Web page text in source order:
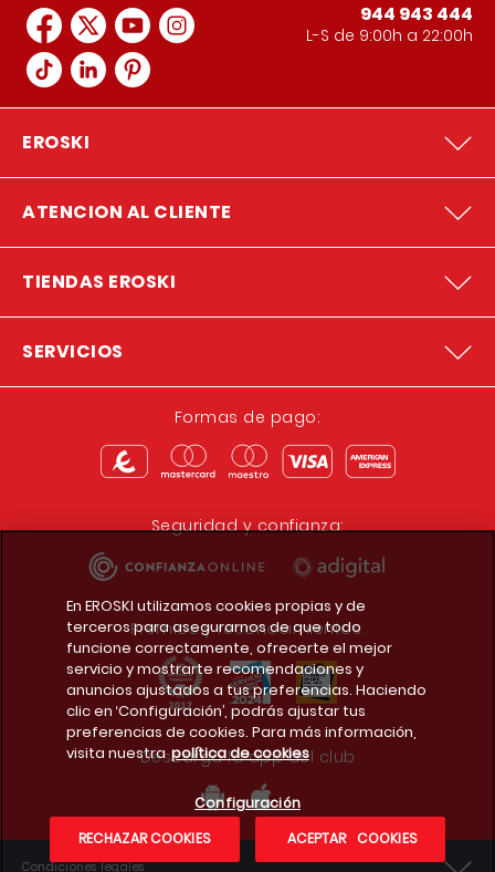
944 943 444
L-S de 9:00h a 22:00h
EROSKI
ATENCION AL CLIENTE
TIENDAS EROSKI
SERVICIOS
Formas de pago:
Seguridad y confianza:
Premios y reconocimientos:
Descarga la app del club
Condiciones legales
En EROSKI utilizamos cookies propias y de
terceros para asegurarnos de que todo
funcione correctamente, ofrecerte el mejor
servicio y mostrarte recomendaciones y
anuncios ajustados a tus preferencias. Haciendo
clic en ‘Configuración’, podrás ajustar tus
preferencias de cookies. Para más información,
visita nuestra política de cookies
Configuración
RECHAZAR COOKIES
ACEPTAR COOKIES